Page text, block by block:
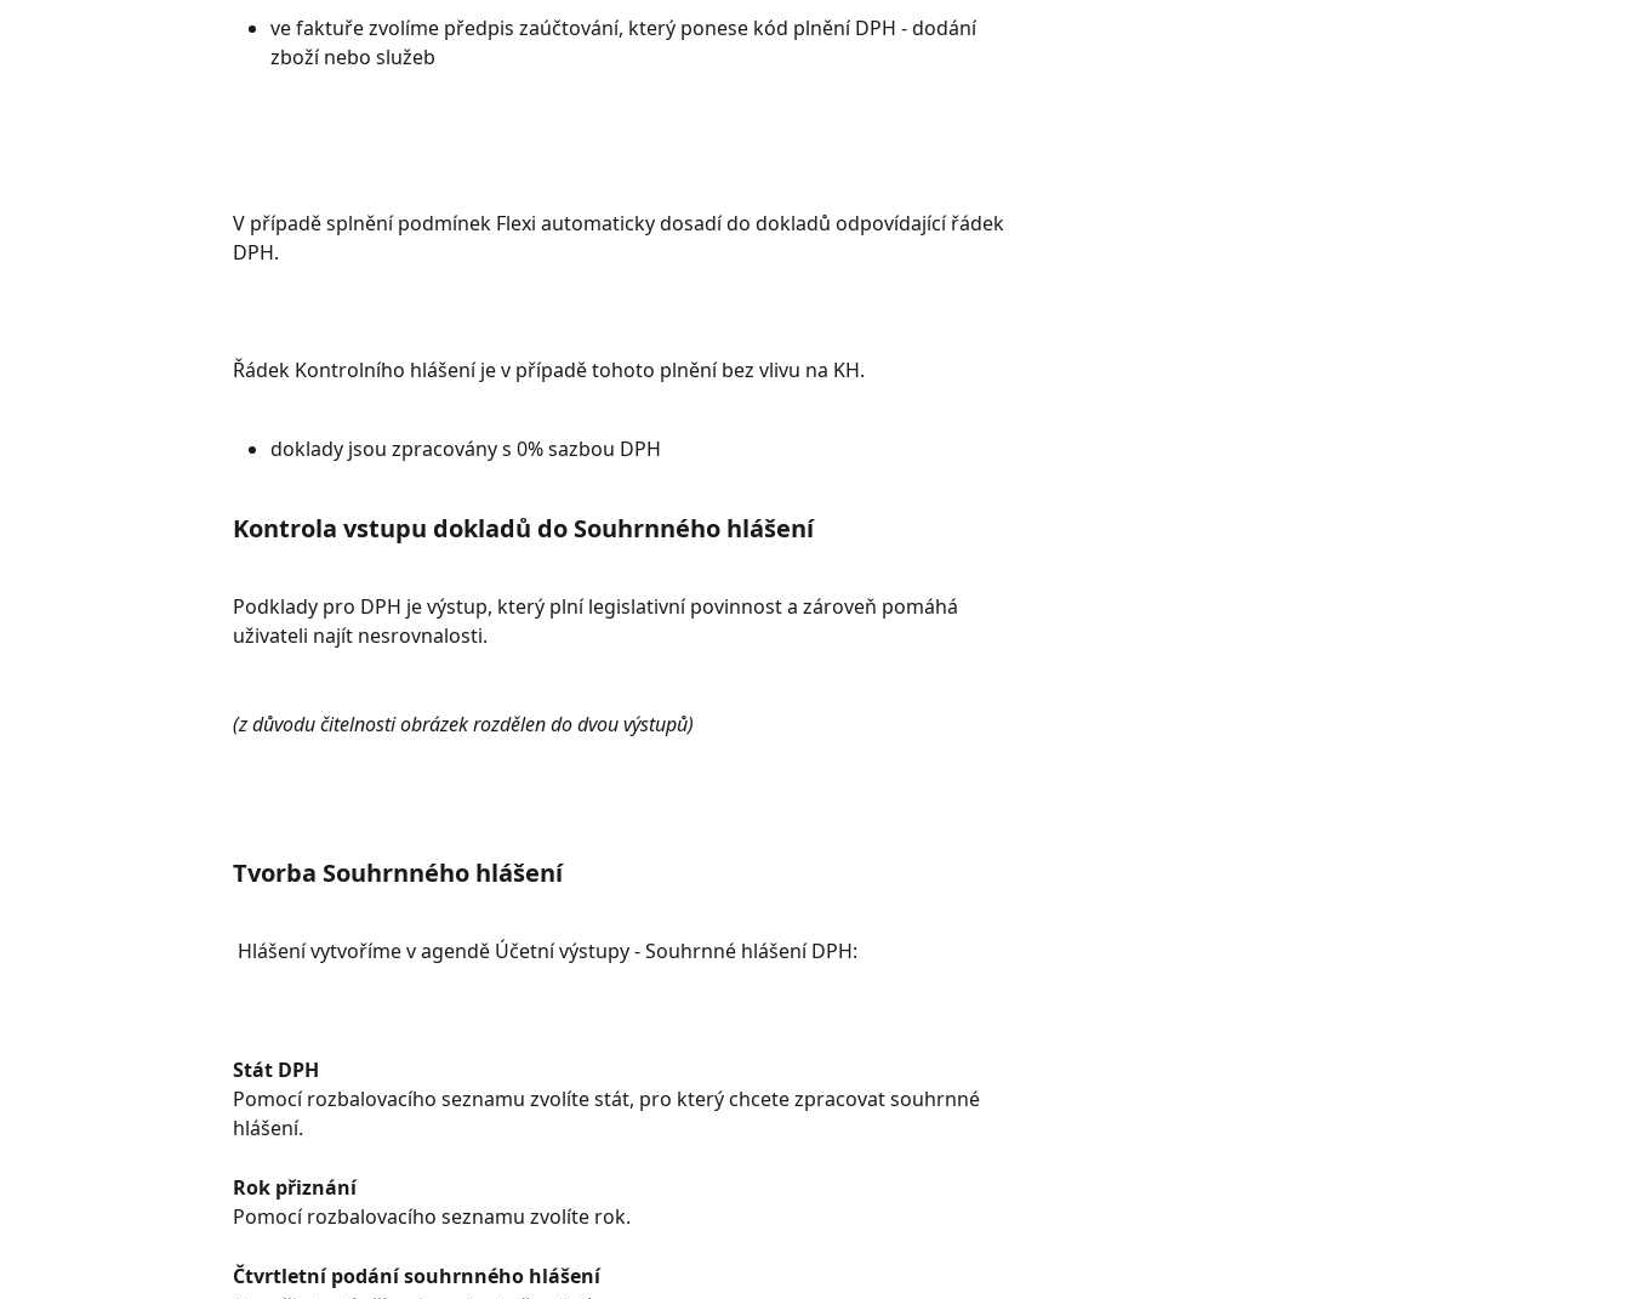
ve faktuře zvolíme předpis zaúčtování, který ponese kód plnění DPH - dodání
zboží nebo služeb
V případě splnění podmínek Flexi automaticky dosadí do dokladů odpovídající řádek
DPH.
Řádek Kontrolního hlášení je v případě tohoto plnění bez vlivu na KH.
doklady jsou zpracovány s 0% sazbou DPH
Kontrola vstupu dokladů do Souhrnného hlášení
Podklady pro DPH je výstup, který plní legislativní povinnost a zároveň pomáhá
uživateli najít nesrovnalosti.
(z důvodu čitelnosti obrázek rozdělen do dvou výstupů)
Tvorba Souhrnného hlášení
Hlášení vytvoříme v agendě Účetní výstupy - Souhrnné hlášení DPH:
Stát DPH
Pomocí rozbalovacího seznamu zvolíte stát, pro který chcete zpracovat souhrnné
hlášení.
Rok přiznání
Pomocí rozbalovacího seznamu zvolíte rok.
Čtvrtletní podání souhrnného hlášení